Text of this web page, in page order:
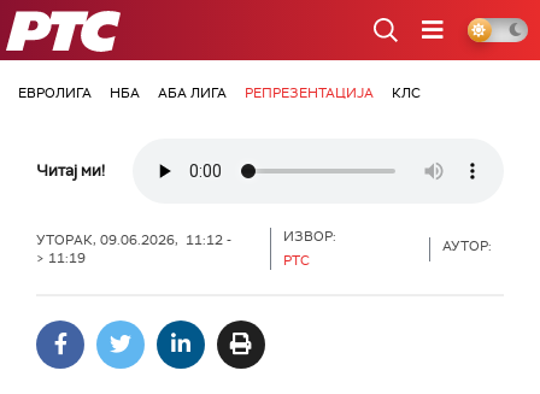
РТС
ЕВРОЛИГА НБА АБА ЛИГА РЕПРЕЗЕНТАЦИЈА КЛС
Читај ми!
УТОРАК, 09.06.2026, 11:12 -
> 11:19
ИЗВОР:
РТС
АУТОР: